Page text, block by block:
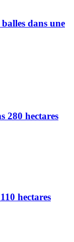
dans une
280 hectares
hectares